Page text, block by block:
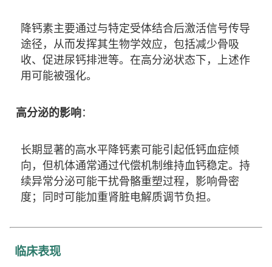
降钙素主要通过与特定受体结合后激活信号传导
途径，从而发挥其生物学效应，包括减少骨吸
收、促进尿钙排泄等。在高分泌状态下，上述作
用可能被强化。
高分泌的影响：
长期显著的高水平降钙素可能引起低钙血症倾
向，但机体通常通过代偿机制维持血钙稳定。持
续异常分泌可能干扰骨骼重塑过程，影响骨密
度；同时可能加重肾脏电解质调节负担。
临床表现